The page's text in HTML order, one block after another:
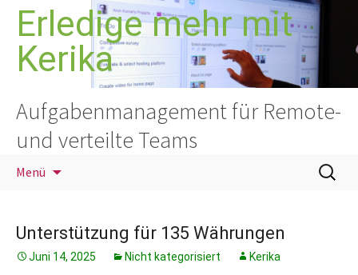
Zum
Inhalt
springen
Erledige mehr mit
Kerika
Aufgabenmanagement für Remote-
und verteilte Teams
Menü
Suchen
nach:
Unterstützung für 135 Währungen
Juni 14, 2025 Nicht kategorisiert Kerika